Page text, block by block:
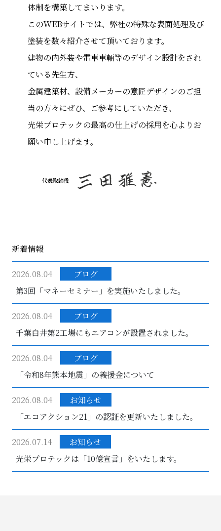
体制を構築してまいります。
このWEBサイトでは、弊社の特殊な表面処理及び
塗装を数々紹介させて頂いております。
建物の内外装や電車車輛等のデザイン設計をされ
ている先生方、
金属建築材、設備メーカーの意匠デザインのご担
当の方々にぜひ、ご参考にしていただき、
光栄プロテックの最高の仕上げの採用を心よりお
願い申し上げます。
代表取締役
新着情報
2026.08.04
ブログ
第3回「マネーセミナー」を実施いたしました。
2026.08.04
ブログ
千葉白井第2工場にもエアコンが設置されました。
2026.08.04
ブログ
「令和8年熊本地震」の義援金について
2026.08.04
お知らせ
「エコアクション21」の認証を更新いたしました。
2026.07.14
お知らせ
光栄プロテックは「10億宣言」をいたします。